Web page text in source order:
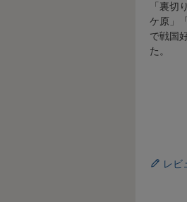
「裏切
ケ原」
で戦国
た。
レビ